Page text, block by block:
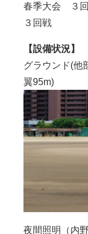
春季大会 ３
３回戦
【設備状況】
グラウンド(他
翼95m)
夜間照明（内野